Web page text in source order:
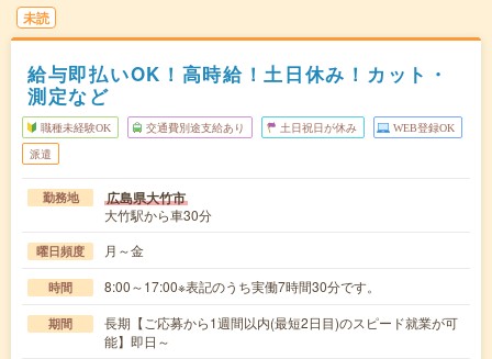
未読
給与即払いOK！高時給！土日休み！カット・
測定など
職種未経験OK 交通費別途支給あり 土日祝日が休み WEB登録OK
派遣
勤務地 広島県大竹市
大竹駅から車30分
曜日頻度 月～金
時間 8:00～17:00※表記のうち実働7時間30分です。
期間
長期【ご応募から1週間以内(最短2日目)のスピード就業が可
能】即日～